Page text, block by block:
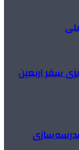
سفر اربعین